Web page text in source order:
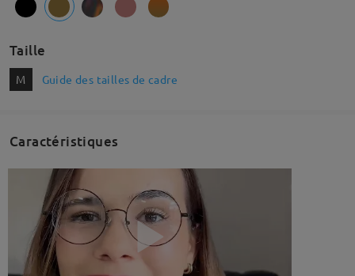
Taille
M Guide des tailles de cadre
Caractéristiques